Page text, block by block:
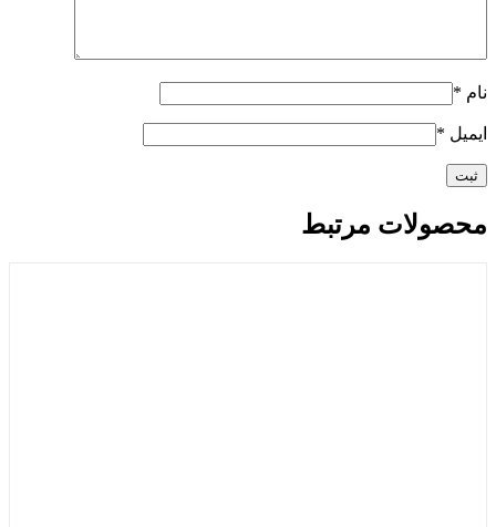
نام *
ایمیل *
محصولات مرتبط